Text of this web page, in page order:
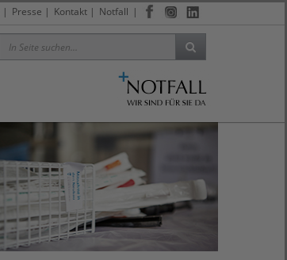
|
| Presse | Kontakt | Notfall